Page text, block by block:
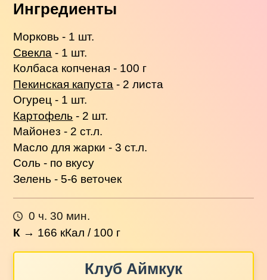
Ингредиенты
Морковь - 1 шт.
Свекла - 1 шт.
Колбаса копченая - 100 г
Пекинская капуста - 2 листа
Огурец - 1 шт.
Картофель - 2 шт.
Майонез - 2 ст.л.
Масло для жарки - 3 ст.л.
Соль - по вкусу
Зелень - 5-6 веточек
0 ч. 30 мин.
К → 166 кКал / 100 г
Клуб Аймкук